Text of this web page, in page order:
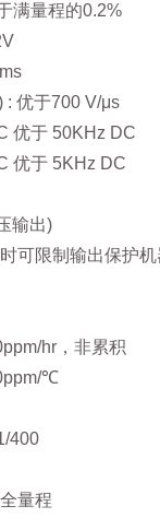
满量程的0.2%
: 优于700 V/μs
优于 50KHz DC
优于 5KHz DC
输出)
可限制输出保护机
hr，非累积
℃
400
量程